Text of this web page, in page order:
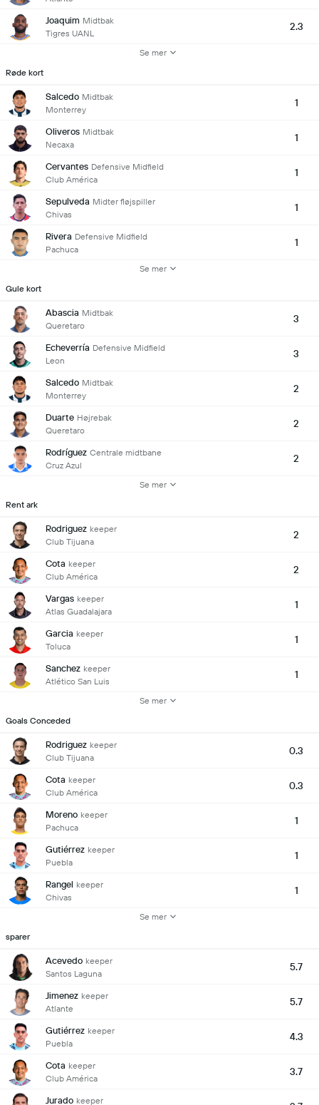
Joaquim Midtbak
Tigres UANL
2.3
Se mer
Røde kort
Salcedo Midtbak
Monterrey
1
Oliveros Midtbak
Necaxa
1
Cervantes Defensive Midfield
Club América
1
Sepulveda Midter fløjspiller
Chivas
1
Rivera Defensive Midfield
Pachuca
1
Se mer
Gule kort
Abascia Midtbak
Queretaro
3
Echeverría Defensive Midfield
Leon
3
Salcedo Midtbak
Monterrey
2
Duarte Højrebak
Queretaro
2
Rodríguez Centrale midtbane
Cruz Azul
2
Se mer
Rent ark
Rodriguez keeper
Club Tijuana
2
Cota keeper
Club América
2
Vargas keeper
Atlas Guadalajara
1
Garcia keeper
Toluca
1
Sanchez keeper
Atlético San Luis
1
Se mer
Goals Conceded
Rodriguez keeper
Club Tijuana
0.3
Cota keeper
Club América
0.3
Moreno keeper
Pachuca
1
Gutiérrez keeper
Puebla
1
Rangel keeper
Chivas
1
Se mer
sparer
Acevedo keeper
Santos Laguna
5.7
Jimenez keeper
Atlante
5.7
Gutiérrez keeper
Puebla
4.3
Cota keeper
Club América
3.7
Jurado keeper